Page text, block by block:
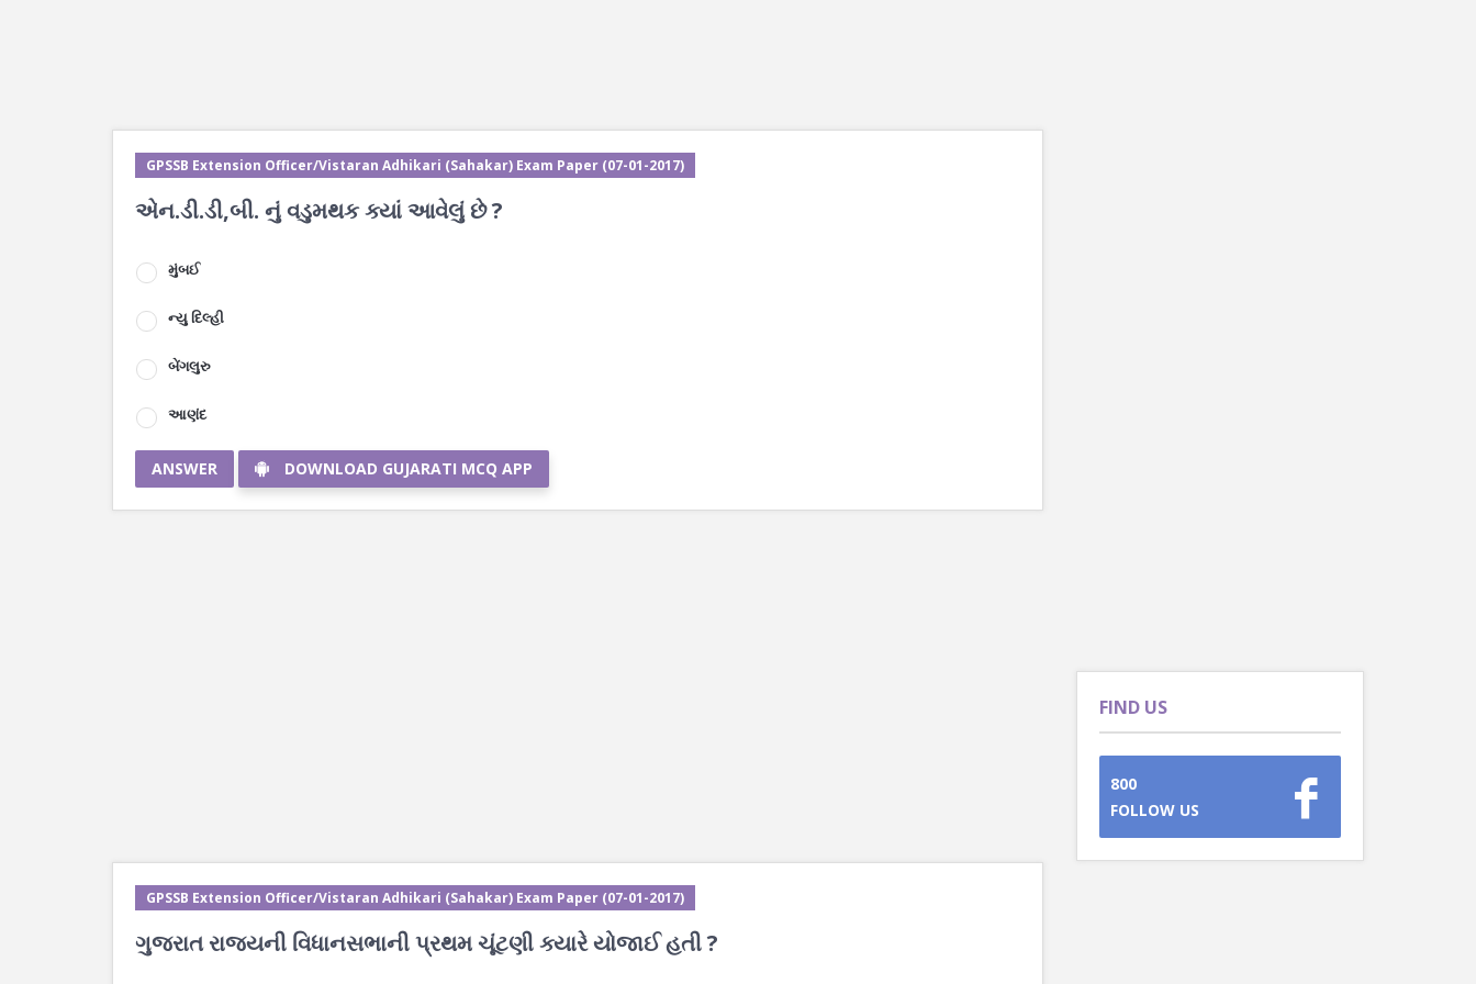
GPSSB Extension Officer/Vistaran Adhikari (Sahakar) Exam Paper (07-01-2017)
એન.ડી.ડી,બી. નું વડુમથક ક્યાં આવેલું છે ?
મુંબઈ
ન્યુ દિલ્હી
બેંગલુરુ
આણંદ
ANSWER DOWNLOAD GUJARATI MCQ APP
GPSSB Extension Officer/Vistaran Adhikari (Sahakar) Exam Paper (07-01-2017)
ગુજરાત રાજ્યની વિધાનસભાની પ્રથમ ચૂંટણી ક્યારે યોજાઈ હતી ?
FIND US
800
FOLLOW US